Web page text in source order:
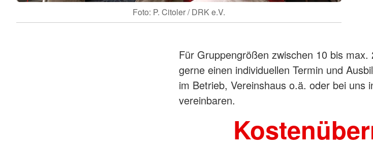
Foto: P. Citoler / DRK e.V.
Für Gruppengrößen zwischen 10 bis max.
gerne einen individuellen Termin und
im Betrieb, Vereinshaus o.ä. oder bei uns
vereinbaren.